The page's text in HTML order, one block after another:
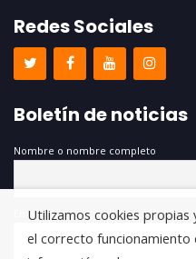
Redes Sociales
Boletín de noticias
Nombre o nombre completo
Email
Utilizamos cookies
el correcto